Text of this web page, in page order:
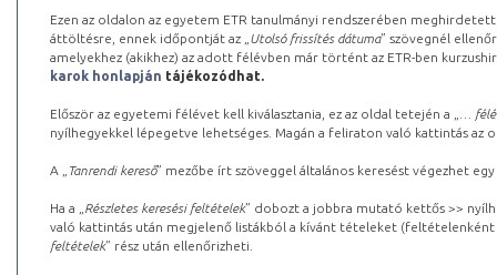
Ezen az oldalon az egyetem ETR tanulmányi rendszerében
áttöltésre, ennek időpontját az „ Utolsó frissítés dátuma” szövegnél
amelyekhez (akikhez) az adott félévben már történt az ETR-ben
karok honlapján tájékozódhat.
Először az egyetemi félévet kell kiválasztania, ez az oldal tetején a „
…
nyílhegyekkel lépegetve lehetséges. Magán a feliraton való kattintás az
A „ Tanrendi kereső” mezőbe írt szöveggel általános keresést végezhet
Ha a „ Részletes keresési feltételek” dobozt a jobbra mutató kettős >>
való kattintás után megjelenő listákból a kívánt tételeket (feltételenként
feltételek” rész után ellenőrizheti.